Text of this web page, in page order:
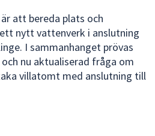
under
fältet.
Använd
piltangenterna
för
att bereda plats och
nytt vattenverk i anslutning
I sammanhanget prövas
nu aktualiserad fråga om
villatomt med anslutning till